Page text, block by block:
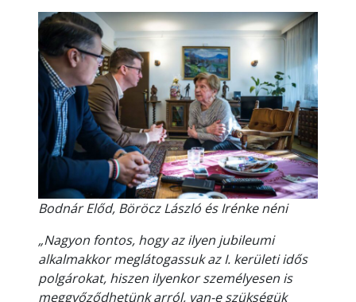
Bodnár Előd, Böröcz László és Irénke néni
„Nagyon fontos, hogy az ilyen jubileumi
alkalmakkor meglátogassuk az I. kerületi idős
polgárokat, hiszen ilyenkor személyesen is
meggyőződhetünk arról, van-e szükségük